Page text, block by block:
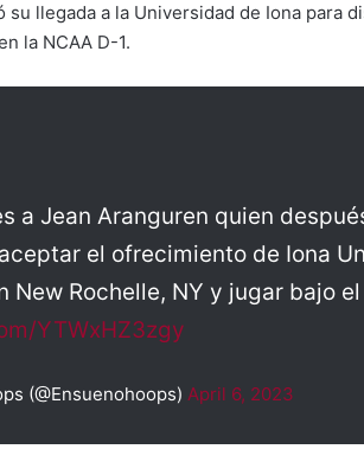
su llegada a la Universidad de Iona para
la NCAA D-1.
a Jean Aranguren quien
el ofrecimiento de Iona
New Rochelle, NY y jugar bajo
YTWxHZ3zgy
(@Ensuenohoops) April 6, 2023